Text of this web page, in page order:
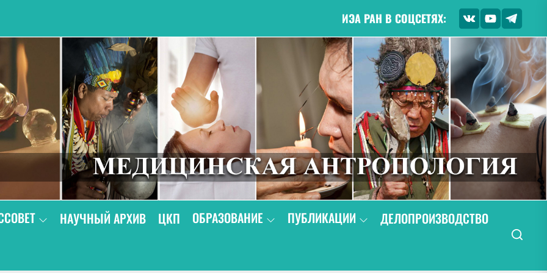
ИЭА РАН В СОЦСЕТЯХ:
НАУЧНЫЙ АРХИВ ЦКП ОБРАЗОВАНИЕ ПУБЛИКАЦИИ
ДЕЛОПРОИЗВОДСТВО